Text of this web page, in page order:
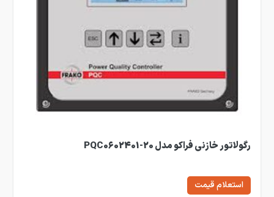
رگولاتور خازنی فراکو مدل PQC0602401-20
استعلام قیمت